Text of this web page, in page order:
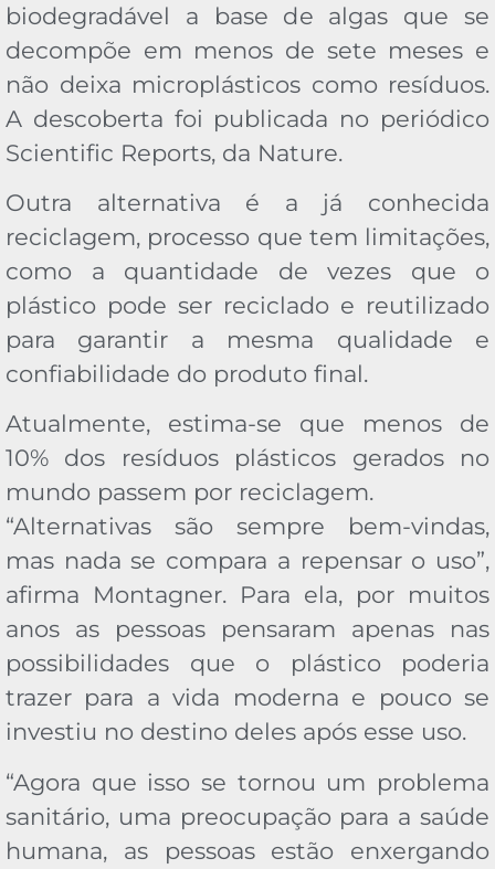
biodegradável a base de algas que se
decompõe em menos de sete meses e
não deixa microplásticos como resíduos.
A descoberta foi publicada no periódico
Scientific Reports, da Nature.
Outra alternativa é a já conhecida
reciclagem, processo que tem limitações,
como a quantidade de vezes que o
plástico pode ser reciclado e reutilizado
para garantir a mesma qualidade e
confiabilidade do produto final.
Atualmente, estima-se que menos de
10% dos resíduos plásticos gerados no
mundo passem por reciclagem.
“Alternativas são sempre bem-vindas,
mas nada se compara a repensar o uso”,
afirma Montagner. Para ela, por muitos
anos as pessoas pensaram apenas nas
possibilidades que o plástico poderia
trazer para a vida moderna e pouco se
investiu no destino deles após esse uso.
“Agora que isso se tornou um problema
sanitário, uma preocupação para a saúde
humana, as pessoas estão enxergando